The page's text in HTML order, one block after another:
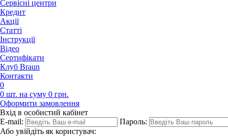
Сервісні центри
Кредит
Акції
Статті
Iнструкції
Відео
Сертифікати
Клуб Braun
Контакти
0
0 шт. на суму 0 грн.
Оформити замовлення
Вхід в особистий кабінет
E-mail:
Пароль:
Або увійдіть як користувач: